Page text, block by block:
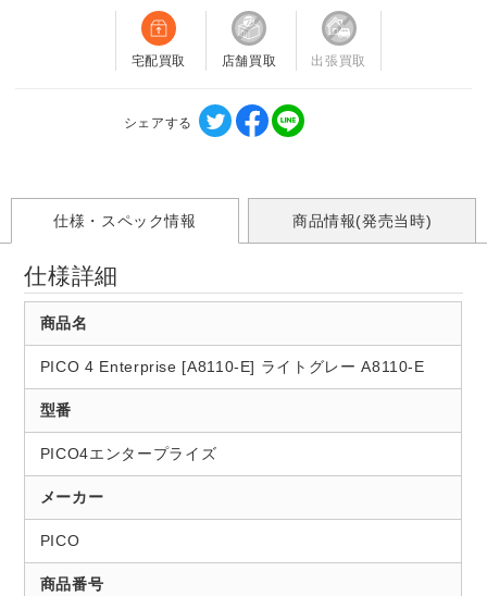
宅配買取 店舗買取 出張買取
シェアする
仕様・スペック情報 商品情報(発売当時)
仕様詳細
商品名
PICO 4 Enterprise [A8110-E] ライトグレー A8110-E
型番
PICO4エンタープライズ
メーカー
PICO
商品番号